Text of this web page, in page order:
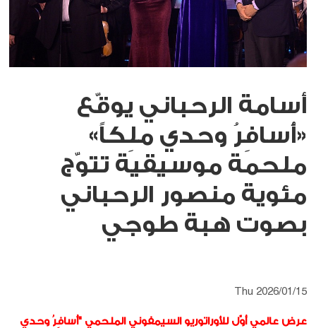
أسامة الرحباني يوقّع
«أُسافِرُ وحدي ملِكاً»
ملحمة موسيقية تتوّج
مئوية منصور الرحباني
بصوت هبة طوجي
Thu 2026/01/15
عرض عالمي أوّل للأوراتوريو السيمفوني الملحمي "أُسافِرُ وحدي